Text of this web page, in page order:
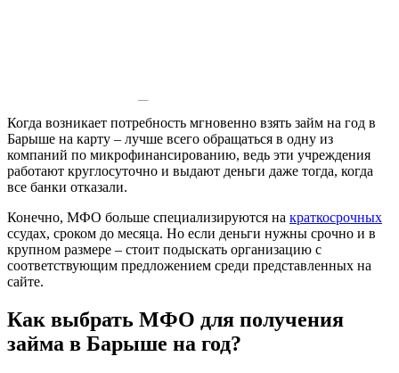
Dmirtiy
Если будете брать первый раз, дадут
вас до десяти тысяч на 30 дней (без
Когда возникает потребность мгновенно взять займ на год в
Барыше на карту – лучше всего обращаться в одну из
компаний по микрофинансированию, ведь эти учреждения
работают круглосуточно и выдают деньги даже тогда, когда
все банки отказали.
Конечно, МФО больше специализируются на краткосрочных
ссудах, сроком до месяца. Но если деньги нужны срочно и в
крупном размере – стоит подыскать организацию с
соответствующим предложением среди представленных на
сайте.
Как выбрать МФО для получения
займа в Барыше на год?